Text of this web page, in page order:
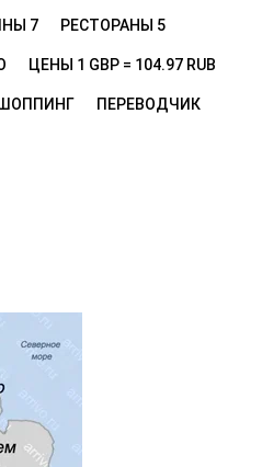
7 РЕСТОРАНЫ 5
ЦЕНЫ 1 GBP = 104.97 RUB
ПЕРЕВОДЧИК